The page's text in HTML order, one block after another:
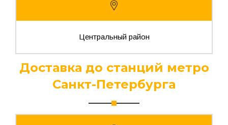
Центральный район
Доставка до станций метро
Санкт-Петербурга